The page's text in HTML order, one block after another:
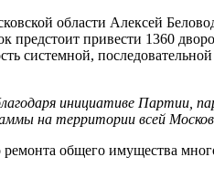
области Алексей
предстоит привести 1360
системной,
инициативе Партии,
на территории всей
ремонта общего имущества